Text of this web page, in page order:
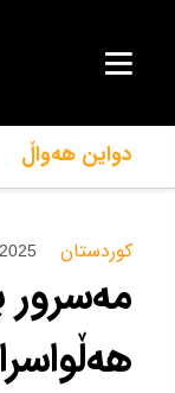
دواین هەواڵ
کوردستان‌
مەسرور